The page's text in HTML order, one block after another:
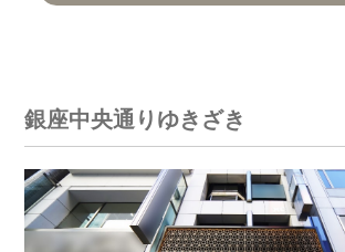
銀座中央通りゆきざき